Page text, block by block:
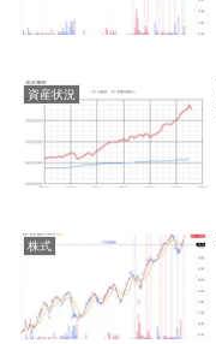
資産状況
株式